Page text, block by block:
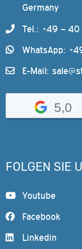
Germany
Tel.: +49 – 40
WhatsApp:
E-Mail:
5,0
FOLGEN SIE
Youtube
Facebook
Linkedin